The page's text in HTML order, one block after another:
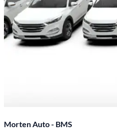
Morten Auto - BMS